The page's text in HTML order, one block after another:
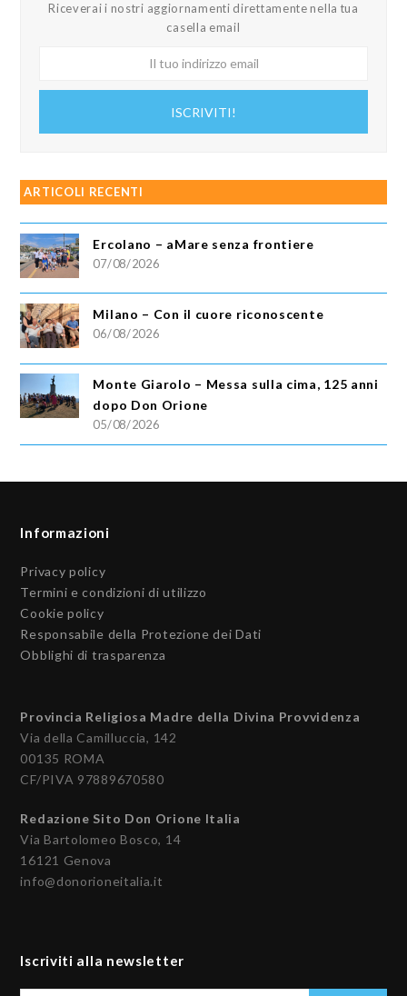
Riceverai i nostri aggiornamenti direttamente nella tua
casella email
ISCRIVITI!
ARTICOLI RECENTI
Ercolano – aMare senza frontiere
07/08/2026
Milano – Con il cuore riconoscente
06/08/2026
Monte Giarolo – Messa sulla cima, 125 anni
dopo Don Orione
05/08/2026
Informazioni
Privacy policy
Termini e condizioni di utilizzo
Cookie policy
Responsabile della Protezione dei Dati
Obblighi di trasparenza
Provincia Religiosa Madre della Divina Provvidenza
Via della Camilluccia, 142
00135 ROMA
CF/PIVA 97889670580
Redazione Sito Don Orione Italia
Via Bartolomeo Bosco, 14
16121 Genova
info@donorioneitalia.it
Iscriviti alla newsletter